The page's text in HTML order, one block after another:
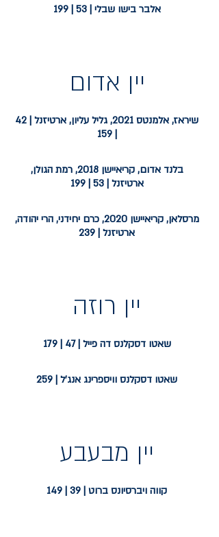
אלבר בישו שבלי | 53 | 199
יין אדום
שיראז, אלמנטס 2021, גליל עליון, ארטיזנל | 42
| 159
בלנד אדום, קריאיישן 2018, רמת הגולן,
ארטיזנל | 53 | 199
מרסלאן, קריאיישן 2020, כרם יחידני, הרי יהודה,
ארטיזנל | 239
יין רוזה
שאטו דסקלנס דה פייל | 47 | 179
שאטו דסקלנס וויספרינג אנג'ל | 259
יין מבעבע
קווה ויברסיונס ברוט | 39 | 149